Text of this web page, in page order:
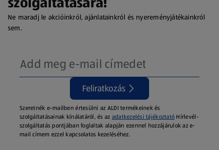
Ne maradj le akcióinkról, ajánlatainkról és nyereményjátékainkról
sem.
Feliratkozás
Szeretnék e-mailben értesülni az ALDI termékeinek és
szolgáltatásainak kínálatáról, és az adatkezelési tájékoztató Hírlevél-
szolgáltatás pontjában foglaltak alapján ezennel hozzájárulok az e-
mail címem ezzel kapcsolatos kezeléséhez.